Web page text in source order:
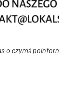
o czymś